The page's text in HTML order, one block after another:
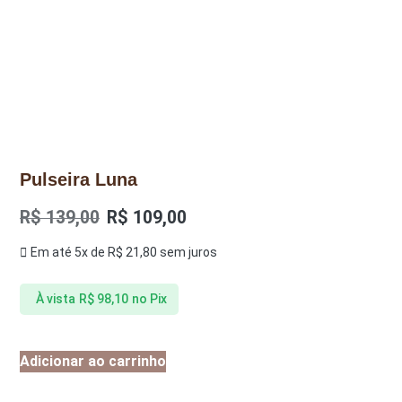
Pulseira Luna
R$139,00 R$ 109,00
Em até 5x de R$ 21,80 sem juros
À vista R$98,10 no Pix
Adicionar ao carrinho